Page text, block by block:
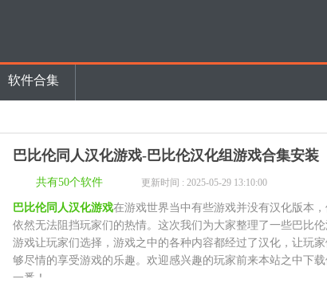
软件合集
巴比伦同人汉化游戏-巴比伦汉化组游戏合集安装
共有50个软件 更新时间 : 2025-05-29 13:10:00
巴比伦同人汉化游戏在游戏世界当中有些游戏并没有汉化版本，
依然无法阻挡玩家们的热情。这次我们为大家整理了一些巴比
游戏让玩家们选择，游戏之中的各种内容都经过了汉化，让玩
够尽情的享受游戏的乐趣。欢迎感兴趣的玩家前来本站之中下载
一番！